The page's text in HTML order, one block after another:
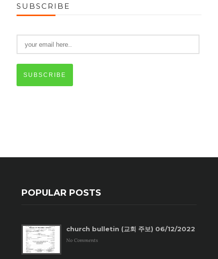
SUBSCRIBE
SUBSCRIBE
POPULAR POSTS
church bulletin (교회 주보) 06/12/2022
No Comments